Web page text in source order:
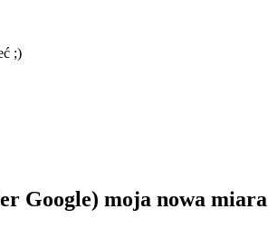
;)
Google) moja nowa miara